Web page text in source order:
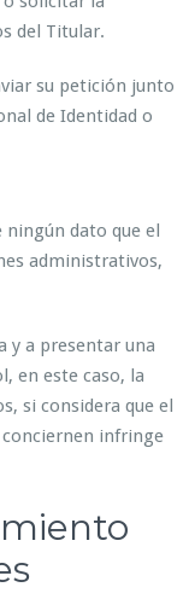
del Titular.
su petición junto
de Identidad o
ningún dato que el
administrativos,
y a presentar una
en este caso, la
si considera que el
infringe